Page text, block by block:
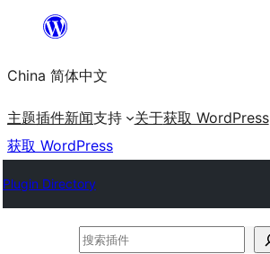
内
容
China 简体中文
主题插件新闻支持 关于获取 WordPress
获取 WordPress
Plugin Directory
搜